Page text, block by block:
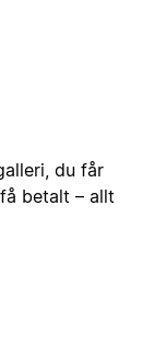
du får
betalt – allt